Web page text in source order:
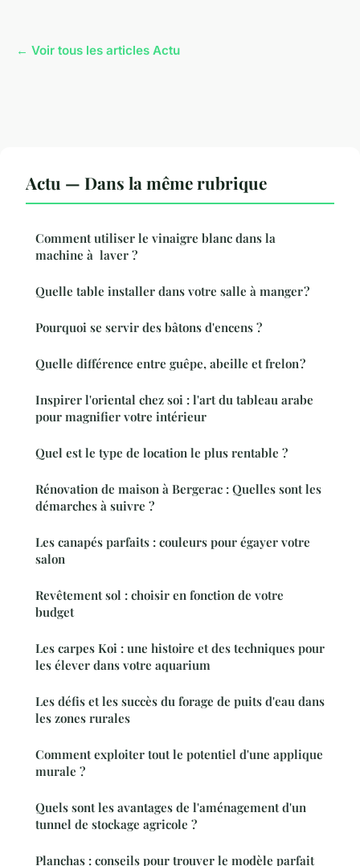
← Voir tous les articles Actu
Actu — Dans la même rubrique
Comment utiliser le vinaigre blanc dans la
machine à laver ?
Quelle table installer dans votre salle à manger ?
Pourquoi se servir des bâtons d'encens ?
Quelle différence entre guêpe, abeille et frelon ?
Inspirer l'oriental chez soi : l'art du tableau arabe
pour magnifier votre intérieur
Quel est le type de location le plus rentable ?
Rénovation de maison à Bergerac : Quelles sont les
démarches à suivre ?
Les canapés parfaits : couleurs pour égayer votre
salon
Revêtement sol : choisir en fonction de votre
budget
Les carpes Koi : une histoire et des techniques pour
les élever dans votre aquarium
Les défis et les succès du forage de puits d'eau dans
les zones rurales
Comment exploiter tout le potentiel d'une applique
murale ?
Quels sont les avantages de l'aménagement d'un
tunnel de stockage agricole ?
Planchas : conseils pour trouver le modèle parfait